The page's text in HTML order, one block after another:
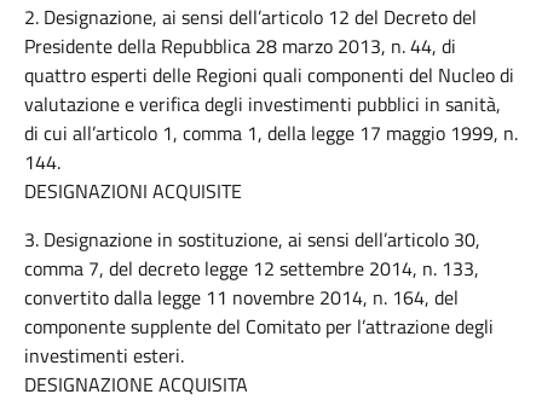
2. Designazione, ai sensi dell’articolo 12 del Decreto del
Presidente della Repubblica 28 marzo 2013, n. 44, di
quattro esperti delle Regioni quali componenti del Nucleo di
valutazione e verifica degli investimenti pubblici in sanità,
di cui all’articolo 1, comma 1, della legge 17 maggio 1999, n.
144.
DESIGNAZIONI ACQUISITE
3. Designazione in sostituzione, ai sensi dell’articolo 30,
comma 7, del decreto legge 12 settembre 2014, n. 133,
convertito dalla legge 11 novembre 2014, n. 164, del
componente supplente del Comitato per l’attrazione degli
investimenti esteri.
DESIGNAZIONE ACQUISITA